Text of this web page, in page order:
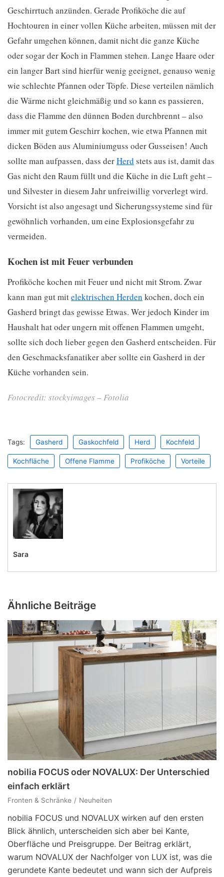
Geschirrtuch anzünden. Gerade Profiköche die auf
Hochtouren in einer vollen Küche arbeiten, müssen mit der
Gefahr umgehen können, damit nicht die ganze Küche
oder sogar der Koch in Flammen stehen. Lange Haare oder
ein langer Bart sind hierfür wenig geeignet, genauso wenig
wie schlechte Pfannen oder Töpfe. Diese verteilen nämlich
die Wärme nicht gleichmäßig und so kann es passieren,
dass die Flamme den dünnen Boden durchbrennt – also
immer mit gutem Geschirr kochen, wie etwa Pfannen mit
dicken Böden aus Aluminiumguss oder Gusseisen! Auch
sollte man aufpassen, dass derHerd stets aus ist, damit das
Gas nicht den Raum füllt und die Küche in die Luft geht –
und Silvester in diesem Jahr unfreiwillig vorverlegt wird.
Vorsicht ist also angesagt und Sicherungssysteme sind für
gewöhnlich vorhanden, um eine Explosionsgefahr zu
vermeiden.
Kochen ist mit Feuer verbunden
Profiköche kochen mit Feuer und nicht mit Strom. Zwar
kann man gut mitelektrischen Herden kochen, doch ein
Gasherd bringt das gewisse Etwas. Wer jedoch Kinder im
Haushalt hat oder ungern mit offenen Flammen umgeht,
sollte sich doch lieber gegen den Gasherd entscheiden. Für
den Geschmacksfanatiker aber sollte ein Gasherd in der
Küche vorhanden sein.
Fotocredit: stockyimages – Fotolia
Tags: Gasherd Gaskochfeld Herd Kochfeld
Kochfläche Offene Flamme Profiköche Vorteile
Sara
Ähnliche Beiträge
nobilia FOCUS oder NOVALUX: Der Unterschied
einfach erklärt
Fronten & Schränke Neuheiten
nobilia FOCUS und NOVALUX wirken auf den ersten
Blick ähnlich, unterscheiden sich aber bei Kante,
Oberfläche und Preisgruppe. Der Beitrag erklärt,
warum NOVALUX der Nachfolger von LUX ist, was die
gerundete Kante bedeutet und wann sich der Aufpreis